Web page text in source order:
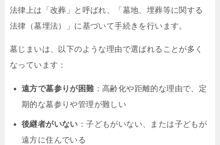
法律上は「改葬」と呼ばれ、「墓地、埋葬等に関する
法律（墓埋法）」に基づいて手続きを行います。
墓じまいは、以下のような理由で選ばれることが多く
なっています：
遠方で墓参りが困難：高齢化や距離的な理由で、定
期的な墓参りや管理が難しい
後継者がいない ：子どもがいない、または子どもが
遠方に住んでいる